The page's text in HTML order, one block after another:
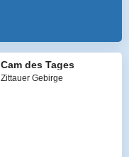
Cam des Tages
Zittauer Gebirge